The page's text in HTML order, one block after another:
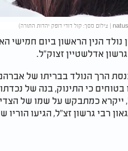
הנין הראשון ביום חמישי
אדלשטיין זצוק"ל.
הרך הנולד בבריתו של
כי התינוק, בנה של
ייקרא כמתבקש על שמו של
רבי גרשון זצ"ל, הגיעו